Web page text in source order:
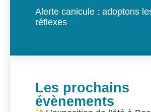
Alerte canicule : adoptons
réflexes
Les prochains
évènements